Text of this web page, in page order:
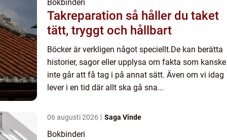
Bokbinderi
Takreparation så håller du taket
tätt, tryggt och hållbart
Böcker är verkligen något speciellt.De kan berätta
historier, sagor eller upplysa om fakta som kanske
inte går att få tag i på annat sätt. Även om vi idag
lever i en tid där allt ska gå sna...
06 augusti 2026 Saga Vinde
Bokbinderi